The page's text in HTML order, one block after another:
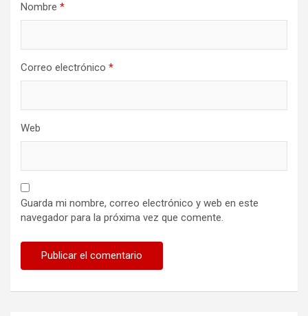
Nombre *
Correo electrónico *
Web
Guarda mi nombre, correo electrónico y web en este
navegador para la próxima vez que comente.